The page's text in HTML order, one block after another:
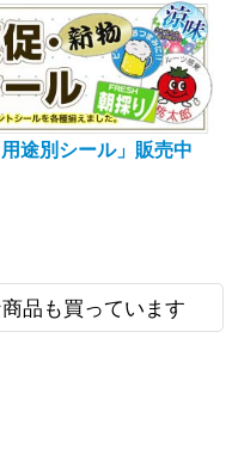
途別シール」販売中
品も買っています